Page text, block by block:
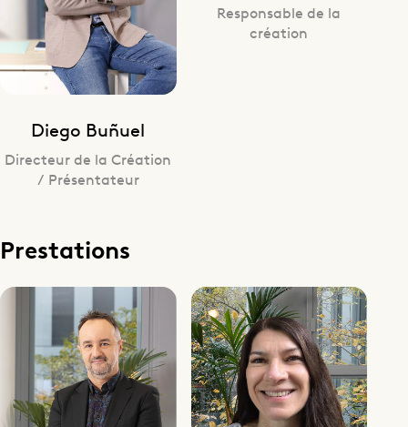
Diego Buñuel
Directeur de la Création
/ Présentateur
Responsable de la
création
Prestations